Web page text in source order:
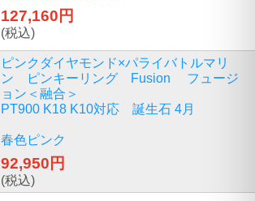
127,160円
(税込)
ピンクダイヤモンド×パライバトルマリ
ン ピンキーリング Fusion フュージ
ョン＜融合＞
PT900 K18 K10対応 誕生石 4月
春色ピンク
92,950円
(税込)